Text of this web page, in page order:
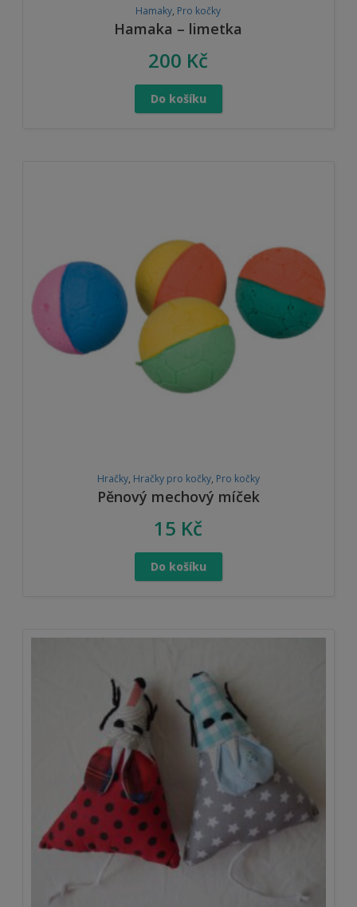
Hamaky, Pro kočky
Hamaka – limetka
200 Kč
Do košíku
Hračky, Hračky pro kočky, Pro kočky
Pěnový mechový míček
15 Kč
Do košíku